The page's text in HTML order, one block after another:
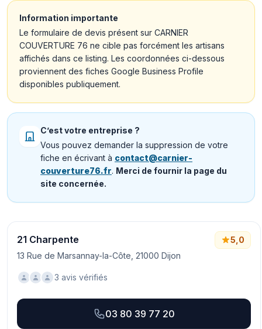
Information importante
Le formulaire de devis présent sur CARNIER
COUVERTURE 76 ne cible pas forcément les artisans
affichés dans ce listing. Les coordonnées ci-dessous
proviennent des fiches Google Business Profile
disponibles publiquement.
C’est votre entreprise ?
Vous pouvez demander la suppression de votre
fiche en écrivant à contact@carnier-
couverture76.fr. Merci de fournir la page du
site concernée.
21 Charpente
13 Rue de Marsannay-la-Côte, 21000 Dijon
5,0
3 avis vérifiés
03 80 39 77 20